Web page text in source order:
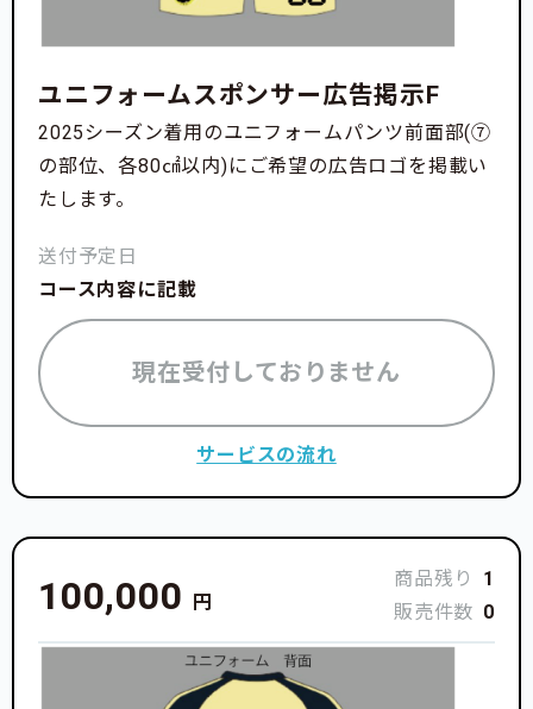
ユニフォームスポンサー広告掲示F
2025シーズン着用のユニフォームパンツ前面部(⑦
の部位、各80㎠以内)にご希望の広告ロゴを掲載い
たします。
送付予定日
コース内容に記載
現在受付しておりません
サービスの流れ
100,000 円
商品残り
1
販売件数 0